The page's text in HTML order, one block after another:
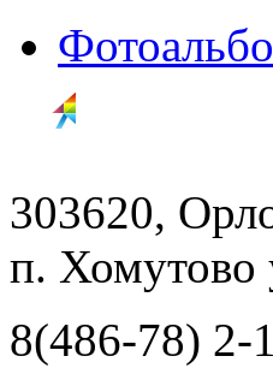
303620,
п. Хомутово
8(486-78) 2-